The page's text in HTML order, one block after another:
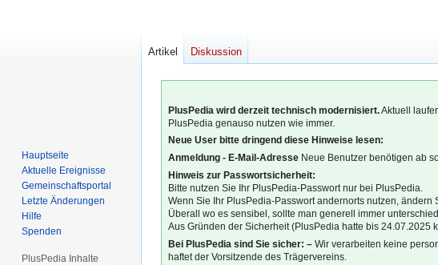
PlusPedia wird derzeit technisch modernisiert.Aktuell
PlusPedia genauso nutzen wie immer.
Neue User bitte dringend diese Hinweise lesen:
Anmeldung - E-Mail-Adresse Neue Benutzer benötigen ab
Hinweis zur Passwortsicherheit:
Bitte nutzen Sie Ihr PlusPedia-Passwort nur bei PlusPedia.
Wenn Sie Ihr PlusPedia-Passwort andernorts nutzen,
Überall wo es sensibel, sollte man generell immer
Aus Gründen der Sicherheit (PlusPedia hatte bis 24.07.2025
Bei PlusPedia sind Sie sicher: – Wir verarbeiten keine
haftet der Vorsitzende des Trägervereins.
Artikel Diskussion
Hauptseite
Aktuelle Ereignisse
Gemeinschafts­portal
Letzte Änderungen
Hilfe
Spenden
PlusPedia Inhalte